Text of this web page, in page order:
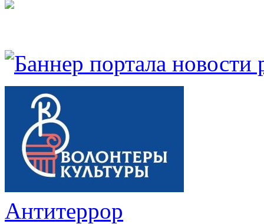
Антитеррор